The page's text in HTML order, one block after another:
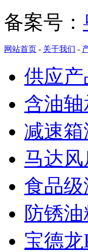
备案号：
网站首页 - 关于我们 -
供应产
含油
减速
马达
食品
防锈
宝德